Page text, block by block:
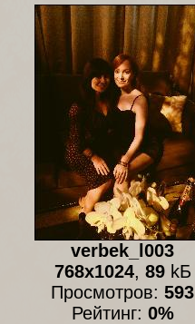
verbek_l003
768x1024, 89kБ
Просмотров: 593
Рейтинг: 0%